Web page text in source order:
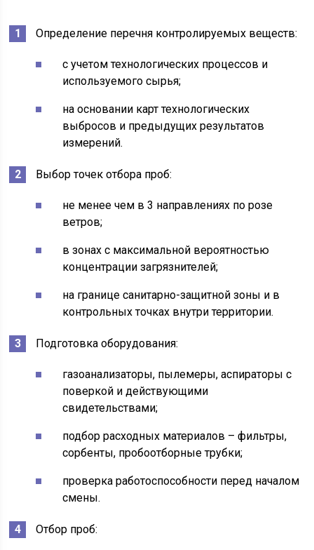
Определение перечня контролируемых веществ:
с учетом технологических процессов и
используемого сырья;
на основании карт технологических
выбросов и предыдущих результатов
измерений.
Выбор точек отбора проб:
не менее чем в 3 направлениях по розе
ветров;
в зонах с максимальной вероятностью
концентрации загрязнителей;
на границе санитарно-защитной зоны и в
контрольных точках внутри территории.
Подготовка оборудования:
газоанализаторы, пылемеры, аспираторы с
поверкой и действующими
свидетельствами;
подбор расходных материалов – фильтры,
сорбенты, пробоотборные трубки;
проверка работоспособности перед началом
смены.
Отбор проб: